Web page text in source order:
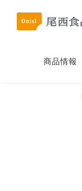
商品情報